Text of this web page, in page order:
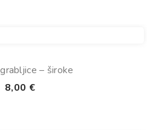
– široke
8,00 €